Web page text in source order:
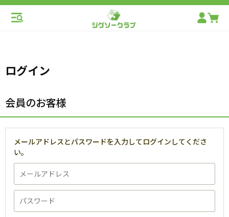
ログイン
会員のお客様
メールアドレスとパスワードを入力してログインしてくださ
い。